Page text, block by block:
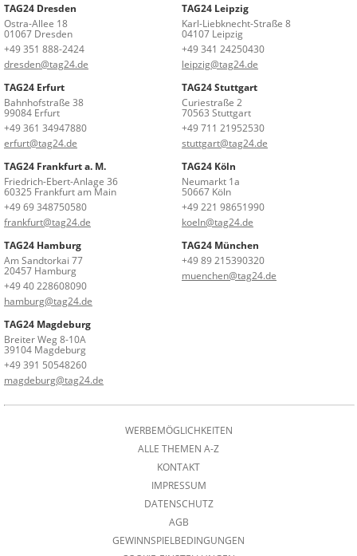
TAG24 Dresden
Ostra-Allee 18
01067 Dresden
+49 351 888-2424
dresden@tag24.de
TAG24 Leipzig
Karl-Liebknecht-Straße 8
04107 Leipzig
+49 341 24250430
leipzig@tag24.de
TAG24 Erfurt
Bahnhofstraße 38
99084 Erfurt
+49 361 34947880
erfurt@tag24.de
TAG24 Stuttgart
Curiestraße 2
70563 Stuttgart
+49 711 21952530
stuttgart@tag24.de
TAG24 Frankfurt a. M.
Friedrich-Ebert-Anlage 36
60325 Frankfurt am Main
+49 69 348750580
frankfurt@tag24.de
TAG24 Köln
Neumarkt 1a
50667 Köln
+49 221 98651990
koeln@tag24.de
TAG24 Hamburg
Am Sandtorkai 77
20457 Hamburg
+49 40 228608090
hamburg@tag24.de
TAG24 München
+49 89 215390320
muenchen@tag24.de
TAG24 Magdeburg
Breiter Weg 8-10A
39104 Magdeburg
+49 391 50548260
magdeburg@tag24.de
WERBEMÖGLICHKEITEN
ALLE THEMEN A-Z
KONTAKT
IMPRESSUM
DATENSCHUTZ
AGB
GEWINNSPIELBEDINGUNGEN